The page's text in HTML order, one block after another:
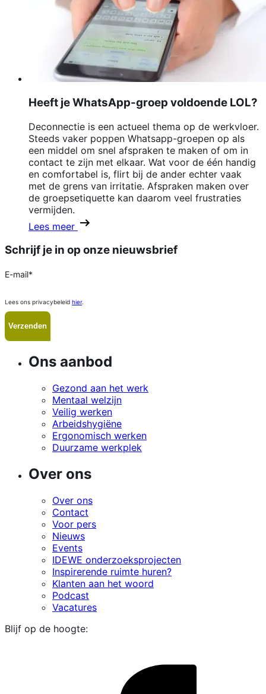
Heeft je WhatsApp-groep voldoende LOL?
Deconnectie is een actueel thema op de werkvloer.
Steeds vaker poppen Whatsapp-groepen op als
een middel om snel afspraken te maken of om in
contact te zijn met elkaar. Wat voor de één handig
en comfortabel is, flirt bij de ander echter vaak
met de grens van irritatie. Afspraken maken over
de groepsetiquette kan daarom veel frustraties
vermijden.
Lees meer
Schrijf je in op onze nieuwsbrief
E-mail*
Lees ons privacybeleid hier.
Ons aanbod
Gezond aan het werk
Mentaal welzijn
Veilig werken
Arbeidshygiëne
Ergonomisch werken
Duurzame werkplek
Over ons
Over ons
Contact
Voor pers
Nieuws
Events
IDEWE onderzoeksprojecten
Inspirerende ruimte huren?
Klanten aan het woord
Podcast
Vacatures
Blijf op de hoogte: